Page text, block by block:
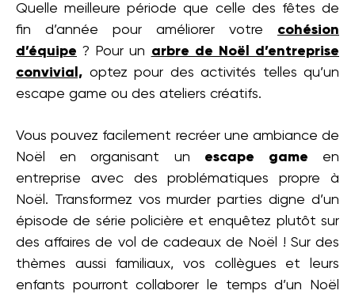
Quelle meilleure période que celle des fêtes de
fin d’année pour améliorer votre cohésion
d’équipe ? Pour un arbre de Noël d’entreprise
convivial, optez pour des activités telles qu’un
escape game ou des ateliers créatifs.
Vous pouvez facilement recréer une ambiance de
Noël en organisant un escape game en
entreprise avec des problématiques propre à
Noël. Transformez vos murder parties digne d’un
épisode de série policière et enquêtez plutôt sur
des affaires de vol de cadeaux de Noël ! Sur des
thèmes aussi familiaux, vos collègues et leurs
enfants pourront collaborer le temps d’un Noël